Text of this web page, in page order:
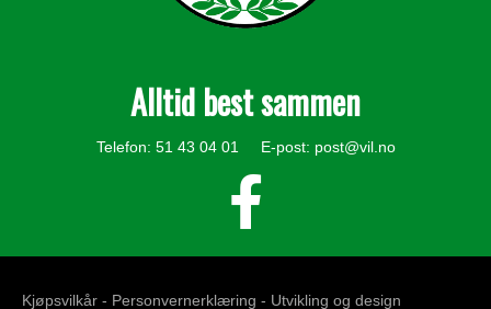
Alltid best sammen
Telefon: 51 43 04 01 E-post: post@vil.no
Kjøpsvilkår - Personvernerklæring - Utvikling og design